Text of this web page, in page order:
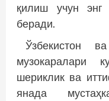
қилиш учун энг
беради.
Ўзбекистон
музокаралари
шериклик ва
янада